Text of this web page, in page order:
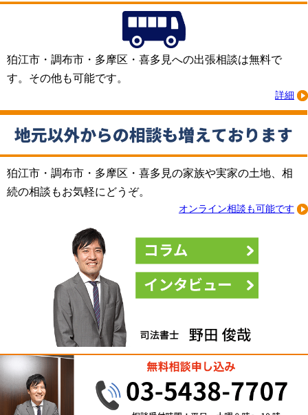
狛江市・調布市・多摩区・喜多見への出張相談は無料で
す。その他も可能です。
詳細
狛江市・調布市・多摩区・喜多見の家族や実家の土地、相
続の相談もお気軽にどうぞ。
オンライン相談も可能です